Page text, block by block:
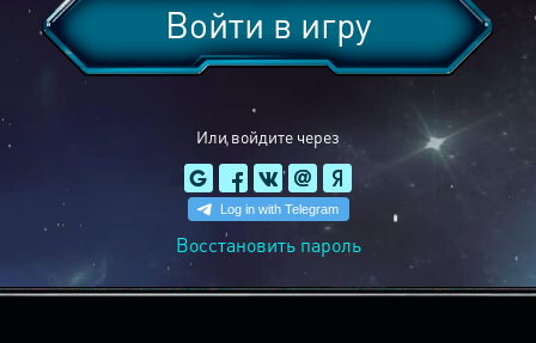
Или войдите через
Войти в игру
Восстановить пароль